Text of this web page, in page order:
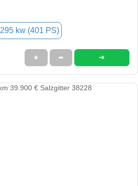
295 kw (401 PS)
★ ➦ ➜